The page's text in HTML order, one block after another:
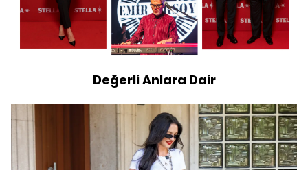
Değerli Anlara Dair